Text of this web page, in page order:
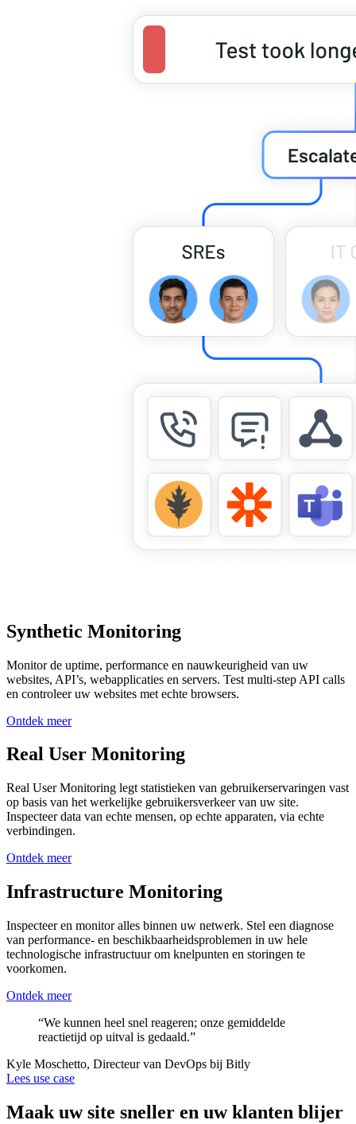
Synthetic Monitoring
Monitor de uptime, performance en nauwkeurigheid van uw
websites, API’s, webapplicaties en servers. Test multi-step API calls
en controleer uw websites met echte browsers.
Ontdek meer
Real User Monitoring
Real User Monitoring legt statistieken van gebruikerservaringen vast
op basis van het werkelijke gebruikersverkeer van uw site.
Inspecteer data van echte mensen, op echte apparaten, via echte
verbindingen.
Ontdek meer
Infrastructure Monitoring
Inspecteer en monitor alles binnen uw netwerk. Stel een diagnose
van performance- en beschikbaarheidsproblemen in uw hele
technologische infrastructuur om knelpunten en storingen te
voorkomen.
Ontdek meer
“We kunnen heel snel reageren; onze gemiddelde
reactietijd op uitval is gedaald.”
Kyle Moschetto, Directeur van DevOps bij Bitly
Lees use case
Maak uw site sneller en uw klanten blijer